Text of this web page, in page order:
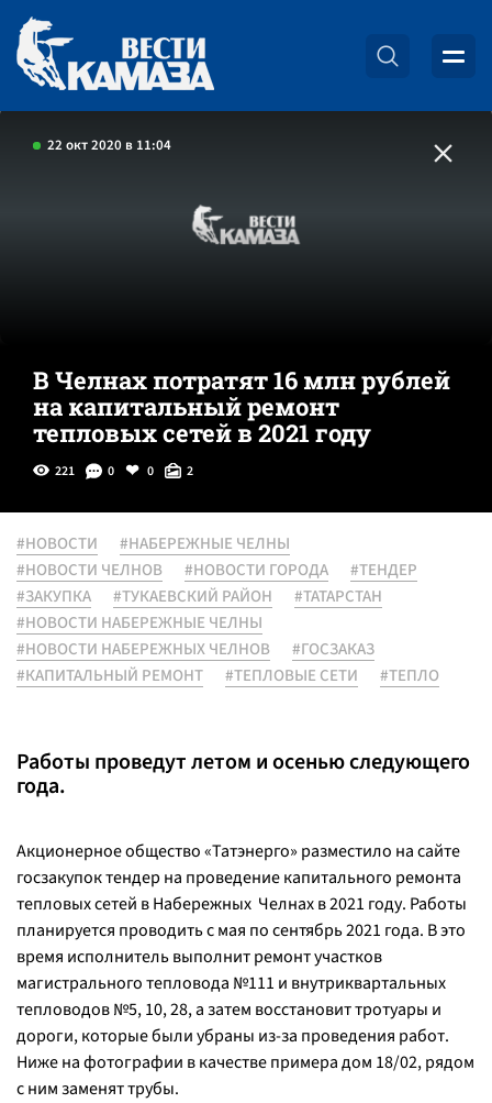
22 окт 2020 в 11:04
В Челнах потратят 16 млн рублей
на капитальный ремонт
тепловых сетей в 2021 году
221 0 0 2
#НОВОСТИ
#НАБЕРЕЖНЫЕ ЧЕЛНЫ
#НОВОСТИ ЧЕЛНОВ
#НОВОСТИ ГОРОДА
#ТЕНДЕР
#ЗАКУПКА
#ТУКАЕВСКИЙ РАЙОН
#ТАТАРСТАН
#НОВОСТИ НАБЕРЕЖНЫЕ ЧЕЛНЫ
#НОВОСТИ НАБЕРЕЖНЫХ ЧЕЛНОВ
#ГОСЗАКАЗ
#КАПИТАЛЬНЫЙ РЕМОНТ
#ТЕПЛОВЫЕ СЕТИ #ТЕПЛО
Работы проведут летом и осенью следующего
года.
Акционерное общество «Татэнерго» разместило на сайте
госзакупок тендер на проведение капитального ремонта
тепловых сетей в Набережных Челнах в 2021 году. Работы
планируется проводить с мая по сентябрь 2021 года. В это
время исполнитель выполнит ремонт участков
магистрального тепловода №111 и внутриквартальных
тепловодов №5, 10, 28, а затем восстановит тротуары и
дороги, которые были убраны из-за проведения работ.
Ниже на фотографии в качестве примера дом 18/02, рядом
с ним заменят трубы.